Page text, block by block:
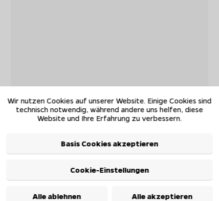
Wir nutzen Cookies auf unserer Website. Einige Cookies sind
technisch notwendig, während andere uns helfen, diese
Website und Ihre Erfahrung zu verbessern.
Basis Cookies akzeptieren
Cookie-Einstellungen
Alle ablehnen Alle akzeptieren